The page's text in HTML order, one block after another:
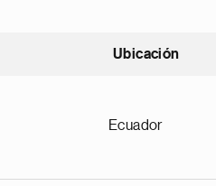
Ubicación
Ecuador